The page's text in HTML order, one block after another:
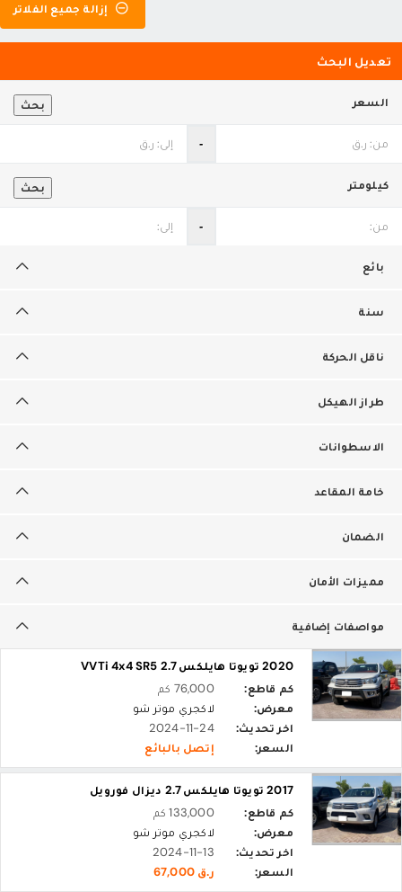
إزالة جميع الفلاتر
تعديل البحث
بحث السعر
‐
بحث كيلومتر
‐
بائع
سنة
ناقل الحركة
طراز الهيكل
الاسطوانات
خامة المقاعد
الضمان
مميزات الأمان
مواصفات إضافية
2020 تويوتا هايلكس 2.7 VVTi 4x4 SR5
كم قاطع:
76,000 كم
معرض:
لاكجري موتر شو
اخر تحديث:
2024-11-24
السعر:
إتصل بالبائع
2017 تويوتا هايلكس 2.7 ديزال فورويل
كم قاطع:
133,000 كم
معرض:
لاكجري موتر شو
اخر تحديث:
2024-11-13
السعر:
ر.ق 67,000